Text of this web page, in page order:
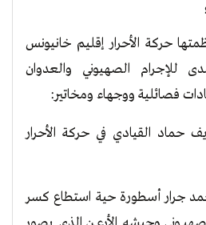
حركة الأحرار إقليم خانيونس
للإجرام الصهيوني والعدوان
فصائلية ووجهاء ومخاتير:
حماد القيادي في حركة الأحرار
جرار أسطورة حية استطاع كسر